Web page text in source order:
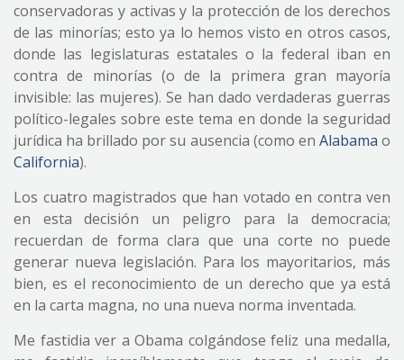
conservadoras y activas y la protección de los derechos
de las minorías; esto ya lo hemos visto en otros casos,
donde las legislaturas estatales o la federal iban en
contra de minorías (o de la primera gran mayoría
invisible: las mujeres). Se han dado verdaderas guerras
político-legales sobre este tema en donde la seguridad
jurídica ha brillado por su ausencia (como en Alabama o
California).
Los cuatro magistrados que han votado en contra ven
en esta decisión un peligro para la democracia;
recuerdan de forma clara que una corte no puede
generar nueva legislación. Para los mayoritarios, más
bien, es el reconocimiento de un derecho que ya está
en la carta magna, no una nueva norma inventada.
Me fastidia ver a Obama colgándose feliz una medalla,